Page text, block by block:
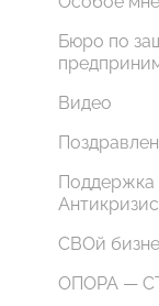
Бюро по
Видео
СВОй
ОПОРА —